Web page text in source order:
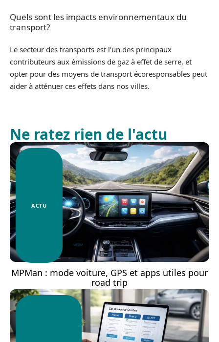
Quels sont les impacts environnementaux du
transport?
Le secteur des transports est l’un des principaux
contributeurs aux émissions de gaz à effet de serre, et
opter pour des moyens de transport écoresponsables peut
aider à atténuer ces effets dans nos villes.
Ne ratez rien de l'actu
ACTU
MPMan : mode voiture, GPS et apps utiles pour
road trip